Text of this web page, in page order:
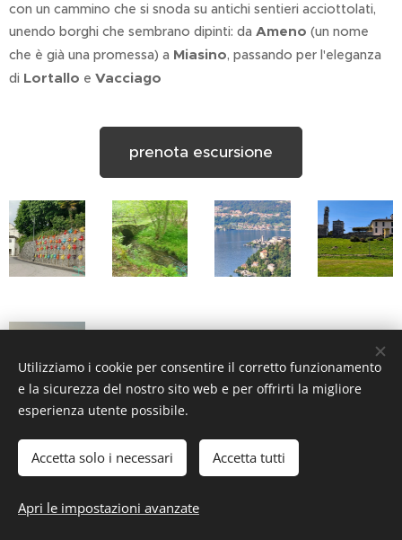
con un cammino che si snoda su antichi sentieri acciottolati,
unendo borghi che sembrano dipinti: da Ameno (un nome
che è già una promessa) a Miasino, passando per l'eleganza
di Lortallo e Vacciago
prenota escursione
Creato conWebnode
Utilizziamo i cookie per consentire il corretto funzionamento
e la sicurezza del nostro sito web e per offrirti la migliore
esperienza utente possibile.
Accetta solo i necessari Accetta tutti
Apri le impostazioni avanzate